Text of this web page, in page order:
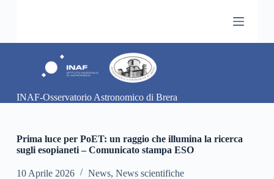
t
o
n
u
INAF-Osservatorio Astronomico di Brera
Prima luce per PoET: un raggio che illumina la ricerca
sugli esopianeti – Comunicato stampa ESO
10 Aprile 2026 News, News scientifiche